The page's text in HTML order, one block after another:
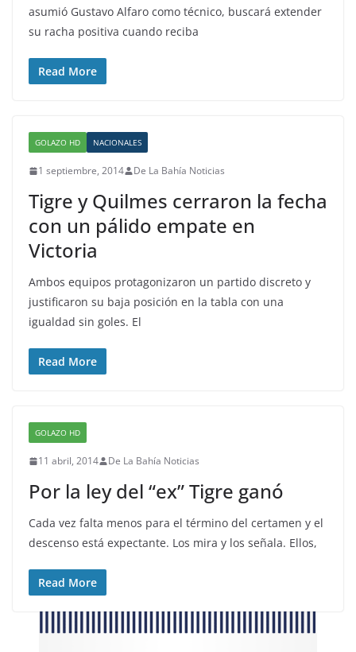
asumió Gustavo Alfaro como técnico, buscará extender
su racha positiva cuando reciba
Read More
GOLAZO HD NACIONALES
1 septiembre, 2014 De La Bahía Noticias
Tigre y Quilmes cerraron la fecha
con un pálido empate en
Victoria
Ambos equipos protagonizaron un partido discreto y
justificaron su baja posición en la tabla con una
igualdad sin goles. El
Read More
GOLAZO HD
11 abril, 2014 De La Bahía Noticias
Por la ley del “ex” Tigre ganó
Cada vez falta menos para el término del certamen y el
descenso está expectante. Los mira y los señala. Ellos,
Read More